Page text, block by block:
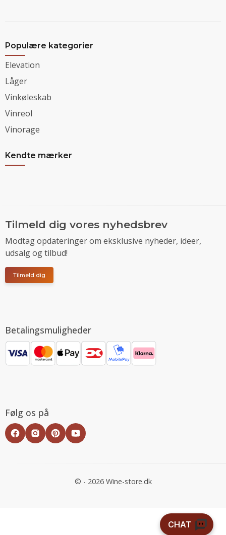
Populære kategorier
Elevation
Låger
Vinkøleskab
Vinreol
Vinorage
Kendte mærker
Tilmeld dig vores nyhedsbrev
Modtag opdateringer om eksklusive nyheder, ideer,
udsalg og tilbud!
Tilmeld dig
Betalingsmuligheder
Følg os på
© - 2026 Wine-store.dk